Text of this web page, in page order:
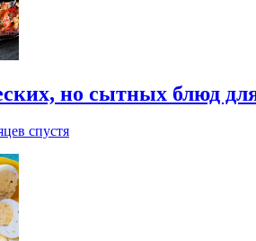
но сытных блюд
спустя